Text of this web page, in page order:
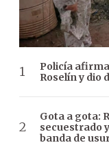
Policía
Roselín y dio
Gota a gota:
secuestrado
banda de